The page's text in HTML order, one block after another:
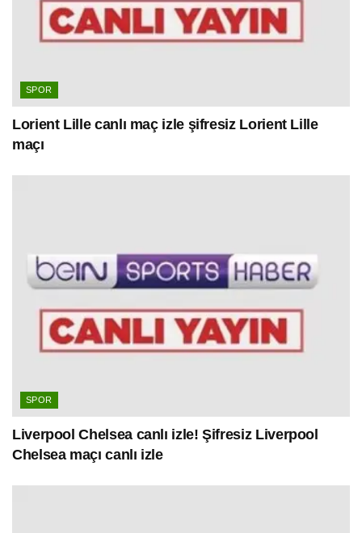
SPOR
Lorient Lille canlı maç izle şifresiz Lorient Lille
maçı
SPOR
Liverpool Chelsea canlı izle! Şifresiz Liverpool
Chelsea maçı canlı izle